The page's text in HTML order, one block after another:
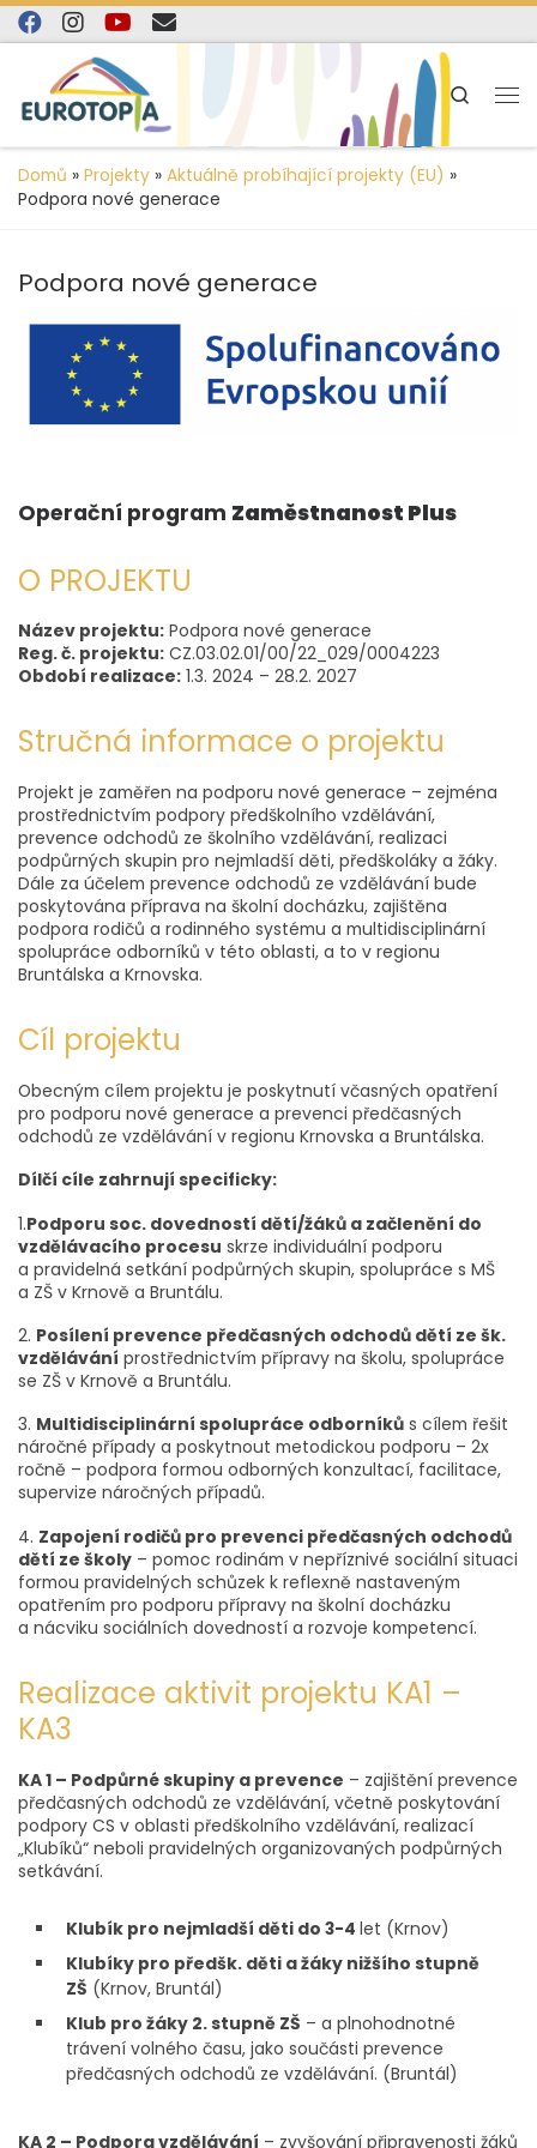
content
Skip to content
Search
Domů » Projekty » Aktuálně probíhající projekty (EU) »
Podpora nové generace
Podpora nové generace
Operační program Zaměstnanost Plus
O PROJEKTU
Název projektu: Podpora nové generace
Reg. č. projektu: CZ.03.02.01/00/22_029/0004223
Období realizace: 1.3. 2024 – 28.2. 2027
Stručná informace o projektu
Projekt je zaměřen na podporu nové generace – zejména
prostřednictvím podpory předškolního vzdělávání,
prevence odchodů ze školního vzdělávání, realizaci
podpůrných skupin pro nejmladší děti, předškoláky a žáky.
Dále za účelem prevence odchodů ze vzdělávání bude
poskytována příprava na školní docházku, zajištěna
podpora rodičů a rodinného systému a multidisciplinární
spolupráce odborníků v této oblasti, a to v regionu
Bruntálska a Krnovska.
Cíl projektu
Obecným cílem projektu je poskytnutí včasných opatření
pro podporu nové generace a prevenci předčasných
odchodů ze vzdělávání v regionu Krnovska a Bruntálska.
Dílčí cíle zahrnují specificky:
1.Podporu soc. dovedností dětí/žáků a začlenění do
vzdělávacího procesu skrze individuální podporu
a pravidelná setkání podpůrných skupin, spolupráce s MŠ
a ZŠ v Krnově a Bruntálu.
2. Posílení prevence předčasných odchodů dětí ze šk.
vzdělávání prostřednictvím přípravy na školu, spolupráce
se ZŠ v Krnově a Bruntálu.
3. Multidisciplinární spolupráce odborníků s cílem řešit
náročné případy a poskytnout metodickou podporu – 2x
ročně – podpora formou odborných konzultací, facilitace,
supervize náročných případů.
4. Zapojení rodičů pro prevenci předčasných odchodů
dětí ze školy – pomoc rodinám v nepříznivé sociální situaci
formou pravidelných schůzek k reflexně nastaveným
opatřením pro podporu přípravy na školní docházku
a nácviku sociálních dovedností a rozvoje kompetencí.
Realizace aktivit projektu KA1 –
KA3
KA 1 – Podpůrné skupiny a prevence – zajištění prevence
předčasných odchodů ze vzdělávání, včetně poskytování
podpory CS v oblasti předškolního vzdělávání, realizací
„Klubíků“ neboli pravidelných organizovaných podpůrných
setkávání.
Klubík pro nejmladší děti do 3-4 let (Krnov)
Klubíky pro předšk. děti a žáky nižšího stupně
ZŠ (Krnov, Bruntál)
Klub pro žáky 2. stupně ZŠ – a plnohodnotné
trávení volného času, jako součásti prevence
předčasných odchodů ze vzdělávání. (Bruntál)
KA 2 – Podpora vzdělávání – zvyšování připravenosti žáků